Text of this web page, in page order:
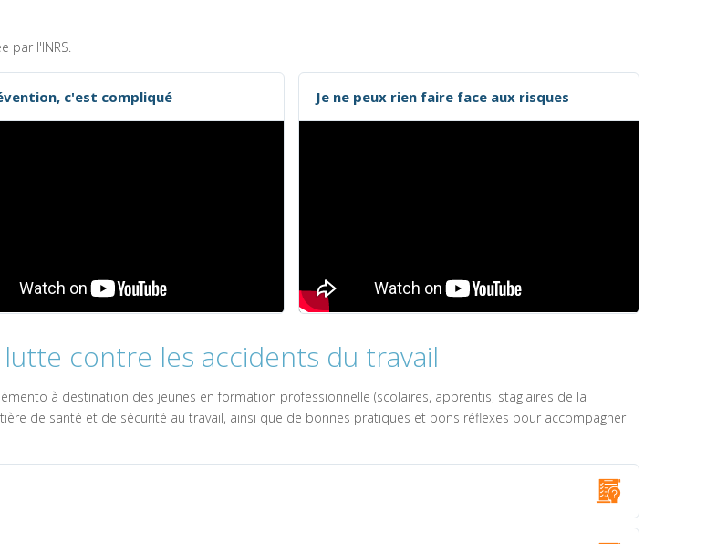
par l'INRS.
c'est compliqué Je ne peux rien faire face aux risques
contre les accidents du travail
à destination des jeunes en formation professionnelle (scolaires, apprentis, stagiaires de la
de santé et de sécurité au travail, ainsi que de bonnes pratiques et bons réflexes pour accompagner